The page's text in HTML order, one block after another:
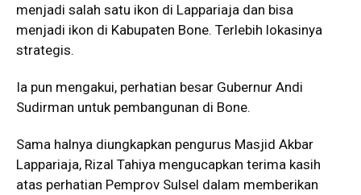
menjadi salah satu ikon di Lappariaja dan bisa
menjadi ikon di Kabupaten Bone. Terlebih lokasinya
strategis.
Ia pun mengakui, perhatian besar Gubernur Andi
Sudirman untuk pembangunan di Bone.
Sama halnya diungkapkan pengurus Masjid Akbar
Lappariaja, Rizal Tahiya mengucapkan terima kasih
atas perhatian Pemprov Sulsel dalam memberikan